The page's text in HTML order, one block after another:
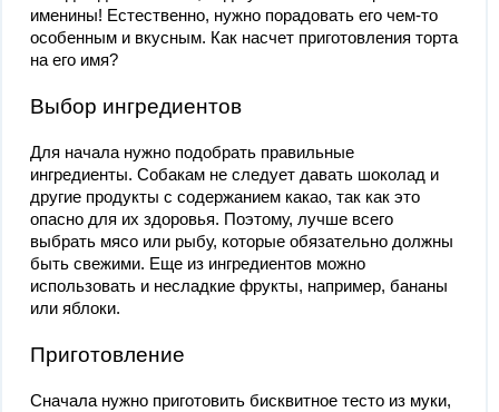
именины! Естественно, нужно порадовать его чем-то
особенным и вкусным. Как насчет приготовления торта
на его имя?
Выбор ингредиентов
Для начала нужно подобрать правильные
ингредиенты. Собакам не следует давать шоколад и
другие продукты с содержанием какао, так как это
опасно для их здоровья. Поэтому, лучше всего
выбрать мясо или рыбу, которые обязательно должны
быть свежими. Еще из ингредиентов можно
использовать и несладкие фрукты, например, бананы
или яблоки.
Приготовление
Сначала нужно приготовить бисквитное тесто из муки,